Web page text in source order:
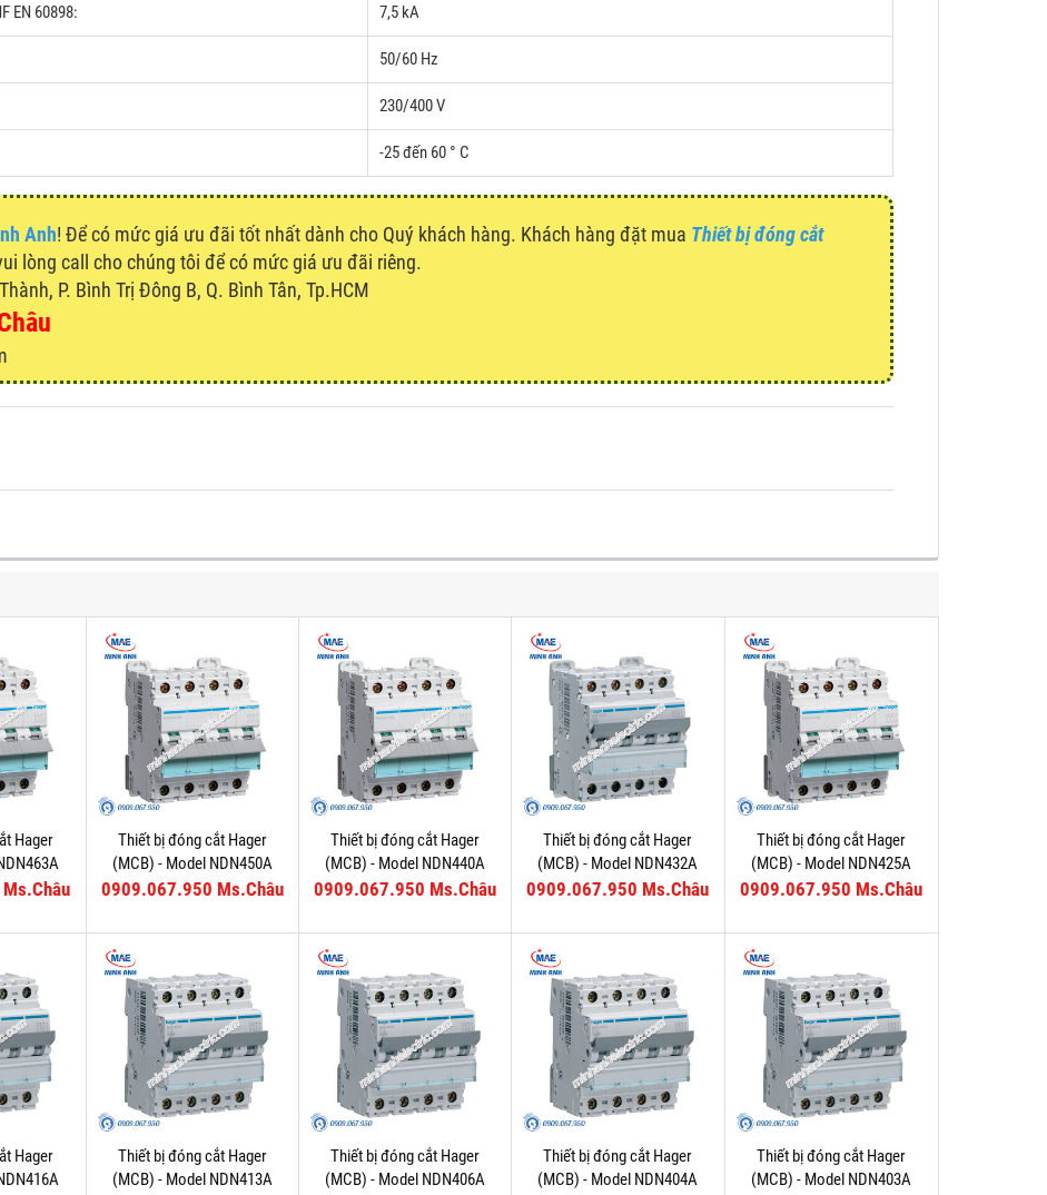
EN 60898: 7,5 kA
50/60 Hz
230/400 V
-25 đến 60 ° C
Anh! Để có mức giá ưu đãi tốt nhất dành cho Quý khách hàng. Khách hàng đặt mua Thiết bị đóng cắt
lòng call cho chúng tôi để có mức giá ưu đãi riêng.
P. Bình Trị Đông B, Q. Bình Tân, Tp.HCM
Hager
Thiết bị đóng cắt Hager
(MCB) - Model NDN450A
0909.067.950 Ms.Châu
Thiết bị đóng cắt Hager
(MCB) - Model NDN440A
0909.067.950 Ms.Châu
Thiết bị đóng cắt Hager
(MCB) - Model NDN432A
0909.067.950 Ms.Châu
Thiết bị đóng cắt Hager
(MCB) - Model NDN425A
0909.067.950 Ms.Châu
Hager
Thiết bị đóng cắt Hager
(MCB) - Model NDN413A
Thiết bị đóng cắt Hager
(MCB) - Model NDN406A
Thiết bị đóng cắt Hager
(MCB) - Model NDN404A
Thiết bị đóng cắt Hager
(MCB) - Model NDN403A